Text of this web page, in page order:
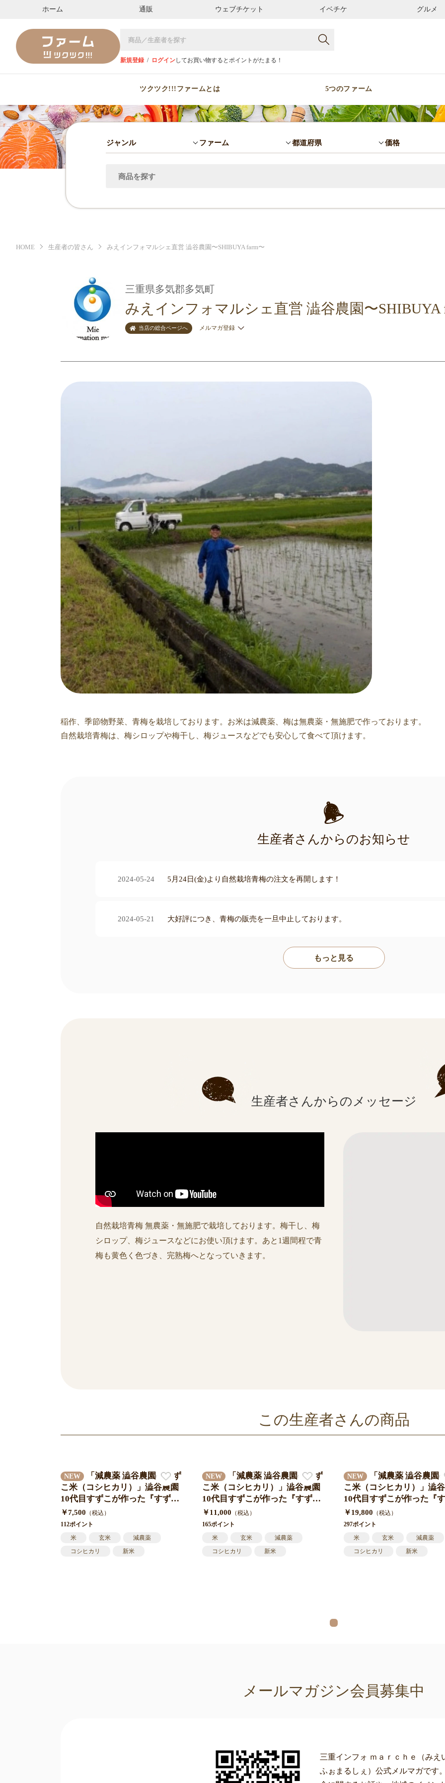
ホーム 通販 ウェブチケット イベチケ グルメ
新規登録 / ログインしてお買い物するとポイントがたまる！
ツクツク!!!ファームとは 5つのファーム
ジャンル ファーム 都道府県 価格
HOME 生産者の皆さん みえインフォマルシェ直営 澁谷農園〜SHIBUYA farm〜
三重県多気郡多気町
みえインフォマルシェ直営 澁谷農園〜SHIBUYA
当店の総合ページへ メルマガ登録
稲作、季節物野菜、青梅を栽培しております。お米は減農薬、梅は無農薬・無施肥で作っております。
自然栽培青梅は、梅シロップや梅干し、梅ジュースなどでも安心して食べて頂けます。
生産者さんからのお知らせ
2024-05-24 5月24日(金)より自然栽培青梅の注文を再開します！
2024-05-21 大好評につき、青梅の販売を一旦中止しております。
もっと見る
生産者さんからの メッセージ
自然栽培青梅 無農薬・無施肥で栽培しております。梅干し、梅
シロップ、梅ジュースなどにお使い頂けます。あと1週間程で青
梅も黄色く色づき、完熟梅へとなっていきます。
この生産者さんの商品
NEW
「減農薬 澁谷農園のすず
こ米（コシヒカリ）」澁谷農園
10代目すずこが作った『すずこ
米』令和7年度 三重県産 米袋入
り 10㎏（5㎏×2袋）送料込み
￥7,500 （税込）
112ポイント
米
玄米
減農薬
コシヒカリ
新米
NEW
「減農薬 澁谷農園のすず
こ米（コシヒカリ）」澁谷農園
10代目すずこが作った『すずこ
米』令和7年度 三重県産 米袋入
り 15㎏（5㎏×3袋）送料込み
￥11,000 （税込）
165ポイント
米
玄米
減農薬
コシヒカリ
新米
NEW
「減農薬 澁谷農園
こ米（コシヒカリ）」澁
10代目すずこが作った『
米』令和7年度 三重県産 米
り 30㎏（5㎏×6袋）送料込
￥19,800 （税込）
297ポイント
米
玄米
減農薬
コシヒカリ
新米
メールマガジン会員募集中
三重インフォ ｍａｒｃｈｅ（みえ
ふぉまるしぇ）公式メルマガです